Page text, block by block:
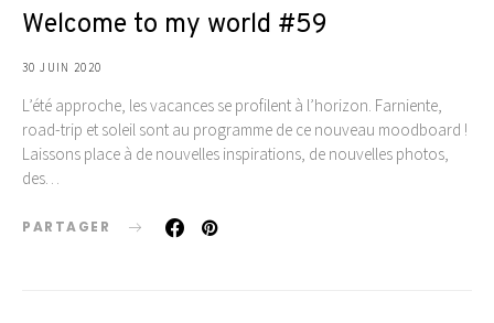
Welcome to my world #59
30 JUIN 2020
L’été approche, les vacances se profilent à l’horizon. Farniente,
road-trip et soleil sont au programme de ce nouveau moodboard !
Laissons place à de nouvelles inspirations, de nouvelles photos,
des…
PARTAGER